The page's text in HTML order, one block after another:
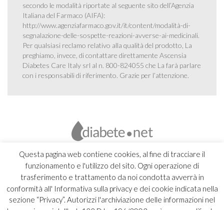
Questa pagina web contiene cookies, al fine di tracciare il
funzionamento e l'utilizzo del sito. Ogni operazione di
trasferimento e trattamento da noi condotta avverrà in
conformità all' Informativa sulla privacy e dei cookie indicata nella
sezione “Privacy”. Autorizzi l'archiviazione delle informazioni nel
secondo le modalità riportate al seguente sito dell’Agenzia
Italiana del Farmaco (AIFA):
http://www.agenziafarmaco.gov.it/it/content/modalità-di-
segnalazione-delle-sospette-reazioni-avverse-ai-medicinali.
Per qualsiasi reclamo relativo alla qualità del prodotto, La
preghiamo, invece, di contattare direttamente Ascensia
Diabetes Care Italy srl al n. 800-824055 che La farà parlare
con i responsabili di riferimento. Grazie per l’attenzione.